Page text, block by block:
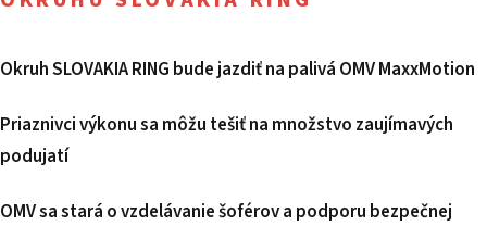
SK
EN
Okruh SLOVAKIA RING bude jazdiť na palivá OMV MaxxMotion
Priaznivci výkonu sa môžu tešiť na množstvo zaujímavých
podujatí
OMV sa stará o vzdelávanie šoférov a podporu bezpečnej